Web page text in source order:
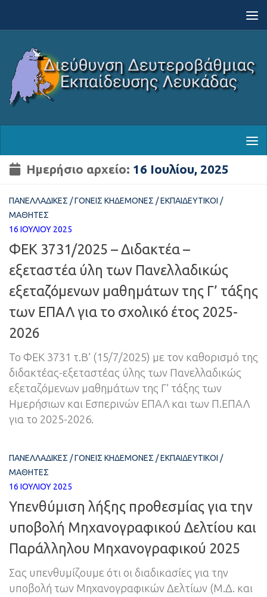
Ημερήσιο αρχείο: 16 Ιουλίου, 2025
ΠΑΝΕΛΛΑΔΙΚΈΣ /ΓΟΝΕΊΣ ΚΗΔΕΜΌΝΕΣ /ΕΚΠΑΙΔΕΥΤΙΚΟΊ /
ΜΑΘΗΤΈΣ
16 ΙΟΥΛΊΟΥ 2025
ΦΕΚ 3731/2025 – Διδακτέα –
εξεταστέα ύλη των Πανελλαδικώς
εξεταζόμενων μαθημάτων της Γ’ τάξης
των ΕΠΑΛ για το σχολικό έτος 2025-
2026
Το ΦΕΚ 3731 τ.Β’ (15/7/2025) με τον καθορισμό της
διδακτέας-εξεταστέας ύλης των Πανελλαδικώς
εξεταζόμενων μαθημάτων της Γ’ τάξης των
Ημερήσιων και Εσπερινών ΕΠΑΛ και των Π.ΕΠΑΛ
για το 2025-2026.
ΠΑΝΕΛΛΑΔΙΚΈΣ /ΓΟΝΕΊΣ ΚΗΔΕΜΌΝΕΣ /ΕΚΠΑΙΔΕΥΤΙΚΟΊ /
ΜΑΘΗΤΈΣ
16 ΙΟΥΛΊΟΥ 2025
Υπενθύμιση λήξης προθεσμίας για την
υποβολή Μηχανογραφικού Δελτίου και
Παράλληλου Μηχανογραφικού 2025
Σας υπενθυμίζουμε ότι οι διαδικασίες για την
υποβολή των Μηχανογραφικών Δελτίων (Μ.Δ. και